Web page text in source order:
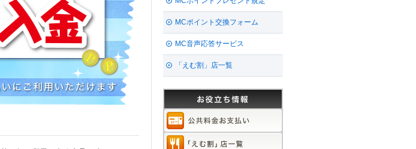
MCポイント交換フォーム
MC音声応答サービス
「えむ割」店一覧